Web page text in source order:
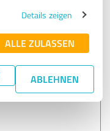
Details zeigen
ALLE ZULASSEN
ABLEHNEN
Empfehlung